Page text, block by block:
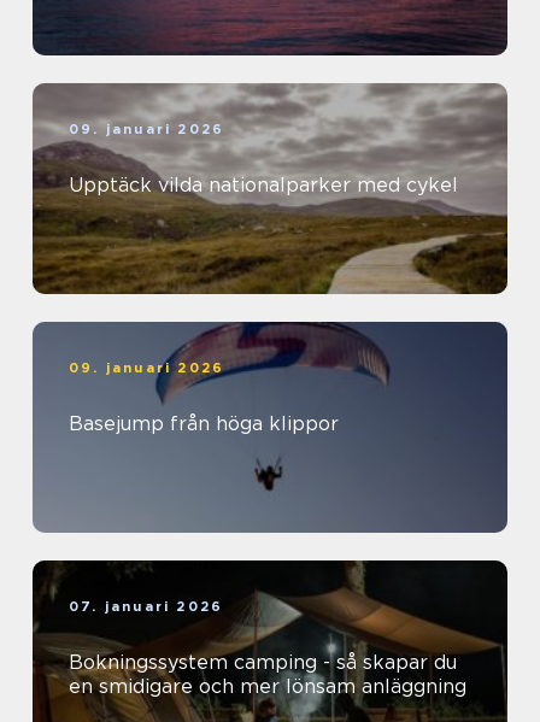
09. januari 2026
Upptäck vilda nationalparker med cykel
09. januari 2026
Basejump från höga klippor
07. januari 2026
Bokningssystem camping - så skapar du
en smidigare och mer lönsam anläggning